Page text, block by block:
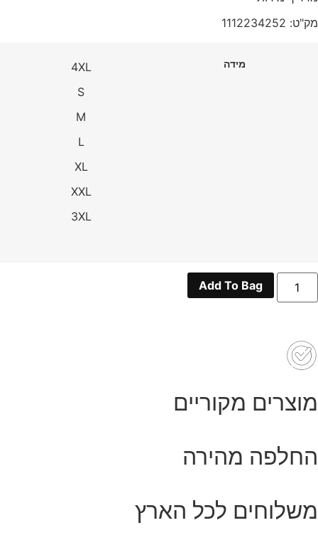
מק"ט: 1112234252
מידה
4XL
S
M
L
XL
XXL
3XL
כמות
טי
Add To Bag
מוצרים מקוריים
החלפה מהירה
משלוחים לכל הארץ